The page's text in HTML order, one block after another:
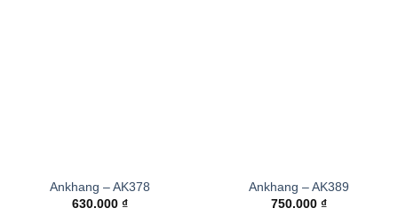
Ankhang – AK378
630.000 ₫
Ankhang – AK389
750.000 ₫